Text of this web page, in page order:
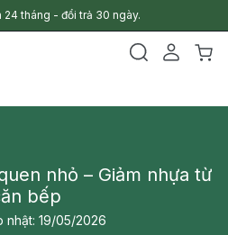
24 tháng - đổi trả 30 ngày.
nhỏ – Giảm nhựa từ
bếp
nhật: 19/05/2026